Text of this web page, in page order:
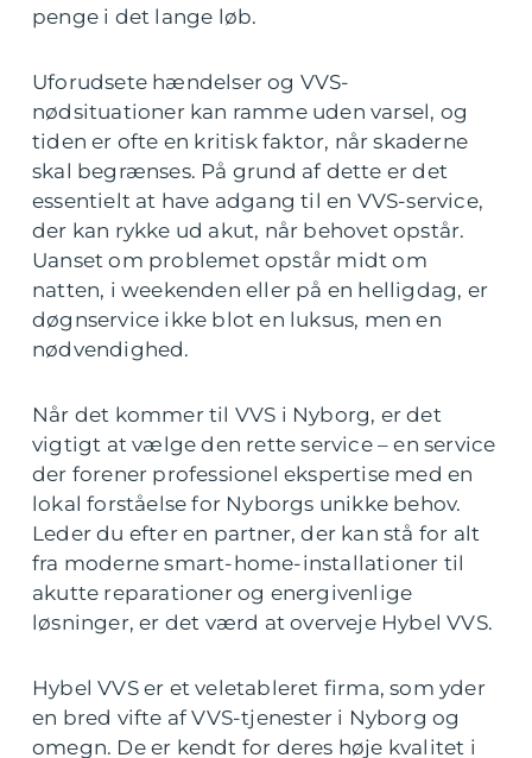
penge i det lange løb.
Uforudsete hændelser og VVS-
nødsituationer kan ramme uden varsel, og
tiden er ofte en kritisk faktor, når skaderne
skal begrænses. På grund af dette er det
essentielt at have adgang til en VVS-service,
der kan rykke ud akut, når behovet opstår.
Uanset om problemet opstår midt om
natten, i weekenden eller på en helligdag, er
døgnservice ikke blot en luksus, men en
nødvendighed.
Når det kommer til VVS i Nyborg, er det
vigtigt at vælge den rette service – en service
der forener professionel ekspertise med en
lokal forståelse for Nyborgs unikke behov.
Leder du efter en partner, der kan stå for alt
fra moderne smart-home-installationer til
akutte reparationer og energivenlige
løsninger, er det værd at overveje Hybel VVS.
Hybel VVS er et veletableret firma, som yder
en bred vifte af VVS-tjenester i Nyborg og
omegn. De er kendt for deres høje kvalitet i